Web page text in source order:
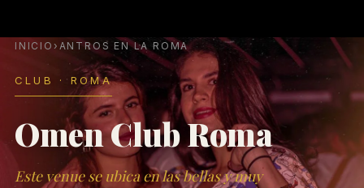
INICIO › ANTROS EN LA ROMA
CLUB · ROMA
Omen Club Roma
Este venue se ubica en las bellas y muy